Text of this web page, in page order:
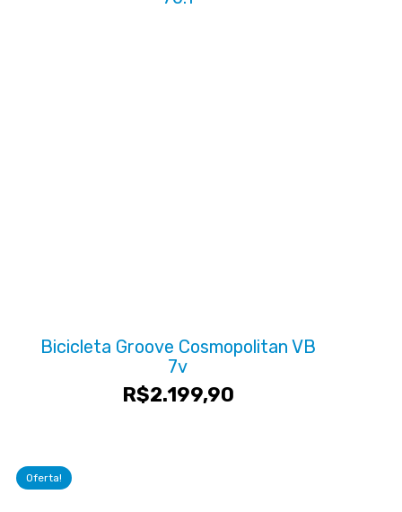
Bicicleta Groove Cosmopolitan VB
7v
R$2.199,90
Oferta!